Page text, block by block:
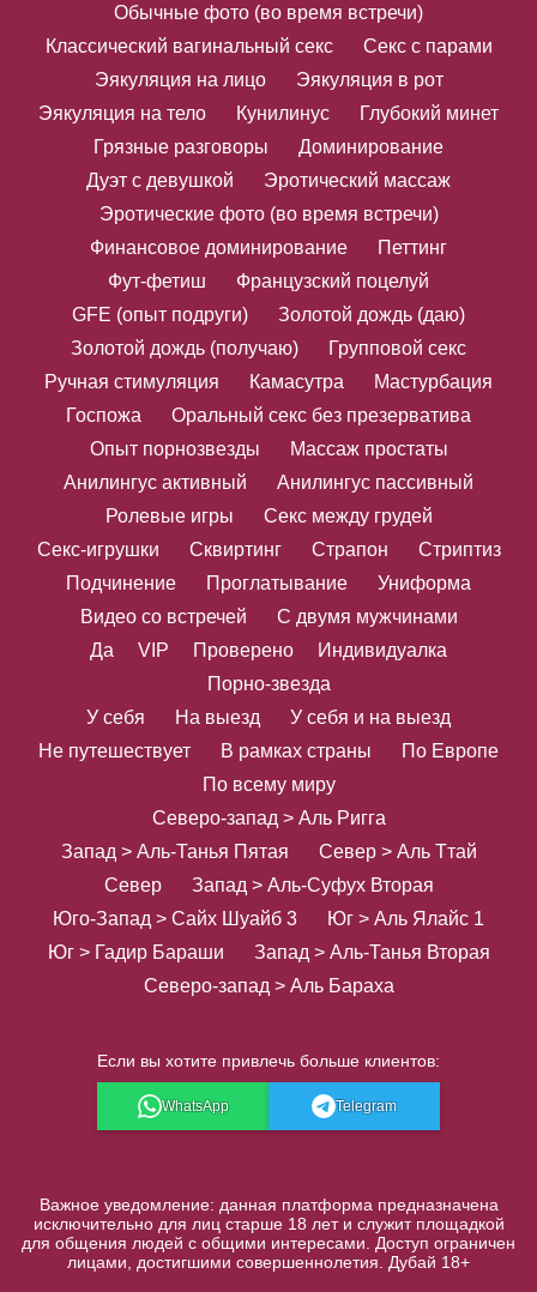
Обычные фото (во время встречи)
Классический вагинальный секс
Секс с парами
Эякуляция на лицо
Эякуляция в рот
Эякуляция на тело
Кунилинус
Глубокий минет
Грязные разговоры
Доминирование
Дуэт с девушкой
Эротический массаж
Эротические фото (во время встречи)
Финансовое доминирование
Петтинг
Фут-фетиш
Французский поцелуй
GFE (опыт подруги)
Золотой дождь (даю)
Золотой дождь (получаю)
Групповой секс
Ручная стимуляция
Камасутра
Мастурбация
Госпожа
Оральный секс без презерватива
Опыт порнозвезды
Массаж простаты
Анилингус активный
Анилингус пассивный
Ролевые игры
Секс между грудей
Секс-игрушки
Сквиртинг Страпон
Стриптиз
Подчинение
Проглатывание
Униформа
Видео со встречей
С двумя мужчинами
Да
VIP Проверено
Индивидуалка
Порно-звезда
У себя
На выезд
У себя и на выезд
Не путешествует
В рамках страны
По Европе
По всему миру
Северо-запад > Аль Ригга
Запад > Аль-Танья Пятая
Север > Аль Ттай
Север
Запад > Аль-Суфух Вторая
Юго-Запад > Сайх Шуайб 3
Юг > Аль Ялайс 1
Юг > Гадир Бараши
Запад > Аль-Танья Вторая
Северо-запад > Аль Бараха
Если вы хотите привлечь больше клиентов:
WhatsApp Telegram
Важное уведомление: данная платформа предназначена
исключительно для лиц старше 18 лет и служит площадкой
для общения людей с общими интересами. Доступ ограничен
лицами, достигшими совершеннолетия. Дубай 18+